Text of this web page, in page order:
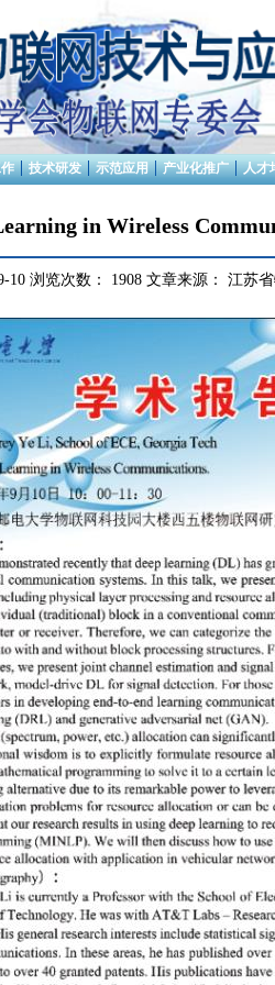
技术研发 示范应用 产业化推广 人才
in Wireless
10 浏览次数： 1908 文章来源： 江苏